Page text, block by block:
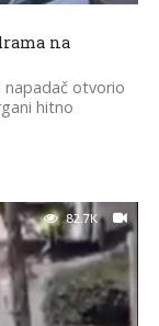
na
napadač otvorio
hitno
82.7K